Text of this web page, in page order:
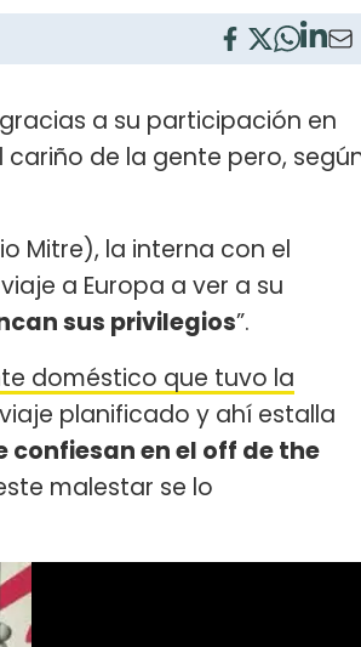
a su participación en
de la gente pero,
Mitre), la interna con el
a Europa a ver a su
sus privilegios”.
doméstico que tuvo la
planificado y ahí estalla
en el off de the
malestar se lo